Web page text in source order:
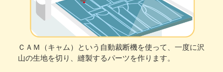
ＣＡＭ（キャム）という自動裁断機を使って、一度に沢
山の生地を切り、縫製するパーツを作ります。